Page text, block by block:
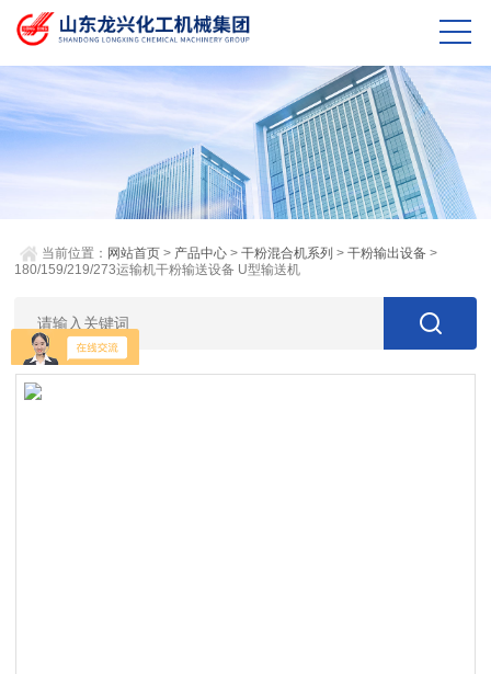
当前位置： 网站首页 > 产品中心 >干粉混合机系列 >干粉输出设备 >
180/159/219/273运输机干粉输送设备 U型输送机